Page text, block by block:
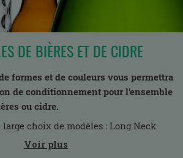
DE BIÈRES ET DE CIDRE
formes et de couleurs vous permettra
de conditionnement pour l'ensemble
ou cidre.
large choix de modèles : Long Neck
Paris, Celeste...
Voir plus